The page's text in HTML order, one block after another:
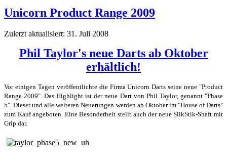
Unicorn Product Range 2009
Zuletzt aktualisiert: 31. Juli 2008
Phil Taylor's neue Darts ab Oktober
erhältlich!
Vor einigen Tagen veröffentlichte die Firma Unicorn Darts seine neue "Product
Range 2009". Das Highlight ist der neue Dart von Phil Taylor, genannt "Phase
5". Dieser und alle weiteren Neuerungen werden ab Oktober im "House of Darts"
zum Kauf angeboten. Eine Besonderheit stellt auch der neue SlikStik-Shaft mit
Grip dar.